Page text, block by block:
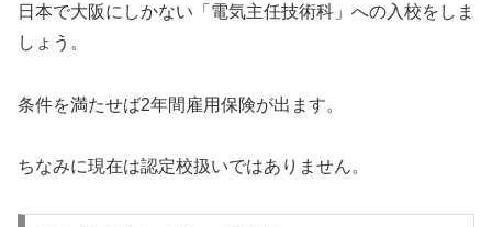
日本で大阪にしかない「電気主任技術科」への入校をしま
しょう。
条件を満たせば2年間雇用保険が出ます。
ちなみに現在は認定校扱いではありません。